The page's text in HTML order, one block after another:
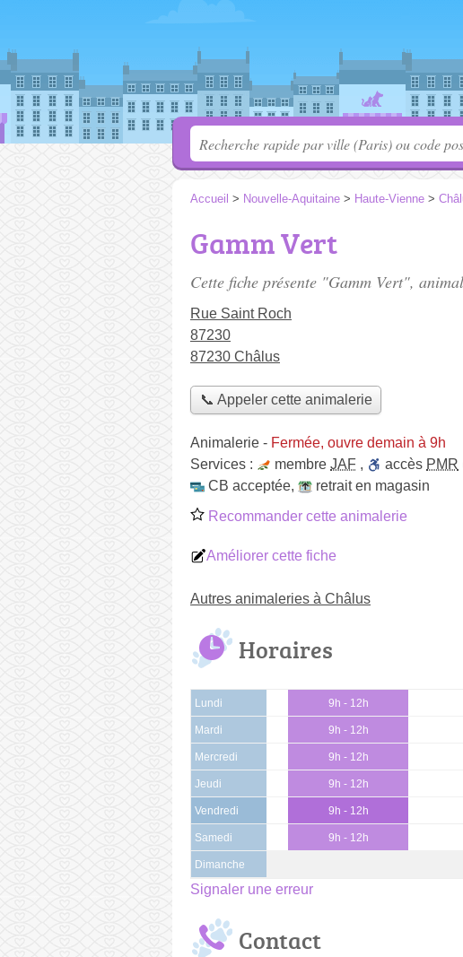
Accueil > Nouvelle-Aquitaine > Haute-Vienne >
Gamm Vert
Cette fiche présente "Gamm Vert",
Rue Saint Roch
87230
87230 Châlus
📞 Appeler cette animalerie
Animalerie - Fermée, ouvre demain à 9h
Services :
membre JAF , accès PMR
CB acceptée,
retrait en magasin
Recommander cette animalerie
Améliorer cette fiche
Autres animaleries à Châlus
Horaires
Lundi 9h - 12h
Mardi 9h - 12h
Mercredi 9h - 12h
Jeudi 9h - 12h
Vendredi 9h - 12h
Samedi 9h - 12h
Dimanche
Signaler une erreur
Contact